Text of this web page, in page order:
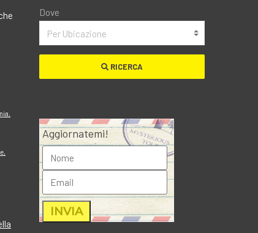
Dove
Per Ubicazione
RICERCA
Aggiornatemi!